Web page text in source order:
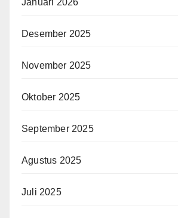
Januari 2026
Desember 2025
November 2025
Oktober 2025
September 2025
Agustus 2025
Juli 2025